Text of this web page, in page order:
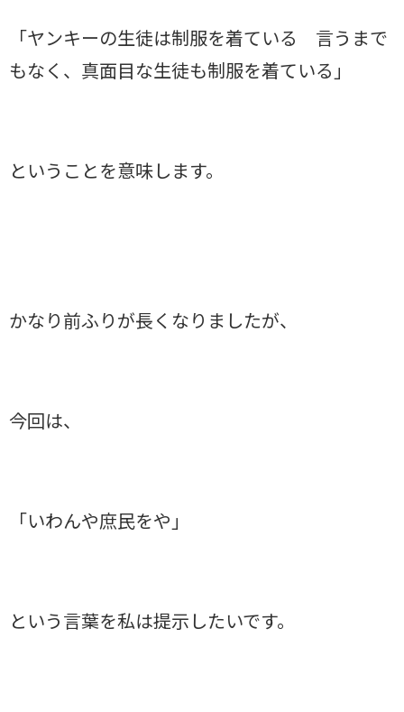
「ヤンキーの生徒は制服を着ている 言うまで
もなく、真面目な生徒も制服を着ている」
ということを意味します。
かなり前ふりが長くなりましたが、
今回は、
「いわんや庶民をや」
という言葉を私は提示したいです。